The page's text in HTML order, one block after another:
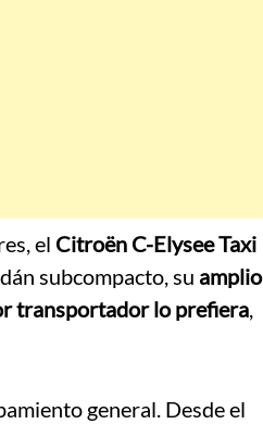
el Citroën C-Elysee Taxi
subcompacto, su amplio
transportador lo prefiera,
general. Desde el